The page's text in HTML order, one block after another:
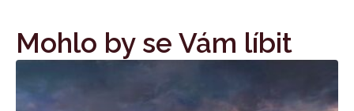
Mohlo by se Vám líbit